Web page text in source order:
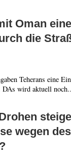
Oman
die
Teherans eine
DAs wird aktuell
wegen